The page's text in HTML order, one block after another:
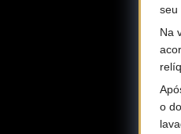
seu
Na
o